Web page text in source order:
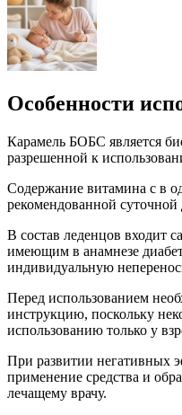
Особенности
Карамель БОБС является
разрешенной к
Содержание витамина с в
рекомендованной суточной
В состав леденцов входит
имеющим в анамнезе
индивидуальную
Перед использованием
инструкцию, поскольку
использованию только у
При развитии негативных
применение средства и
лечащему врачу.